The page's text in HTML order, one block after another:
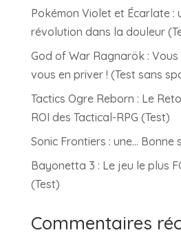
Pokémon Violet et Écarlate :
révolution dans la douleur
God of War Ragnarök : Vous
vous en priver ! (Test sans
Tactics Ogre Reborn : Le
ROI des Tactical-RPG (Test)
Sonic Frontiers : une… Bonne
Bayonetta 3 : Le jeu le plus
(Test)
Commentaires